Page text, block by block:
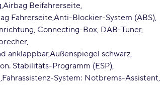
Airbag Beifahrerseite
FahrerseiteAnti-Blockier-System (ABS)
Connecting-Box, DAB-Tuner,
anklappbarAußenspiegel schwarz
Stabilitäts-Programm (ESP)
Fahrassistenz-System: Notbrems-Assistent